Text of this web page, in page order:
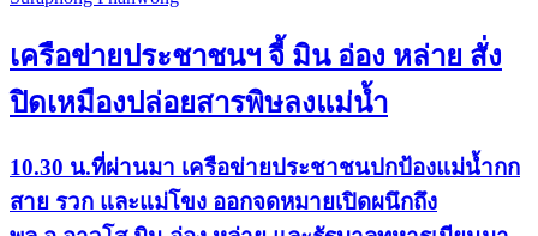
เครือข่ายประชาชนฯ จี้ มิน อ่อง หล่าย สั่ง
ปิดเหมืองปล่อยสารพิษลงแม่น้ำ
10.30 น.ที่ผ่านมา เครือข่ายประชาชนปกป้องแม่น้ำกก
สาย รวก และแม่โขง ออกจดหมายเปิดผนึกถึง